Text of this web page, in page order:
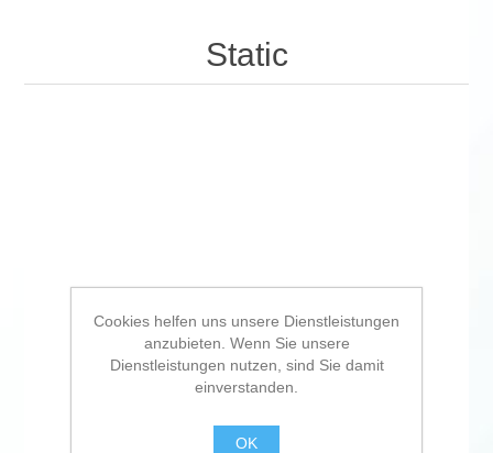
Static
Cookies helfen uns unsere Dienstleistungen
anzubieten. Wenn Sie unsere
Dienstleistungen nutzen, sind Sie damit
einverstanden.
OK